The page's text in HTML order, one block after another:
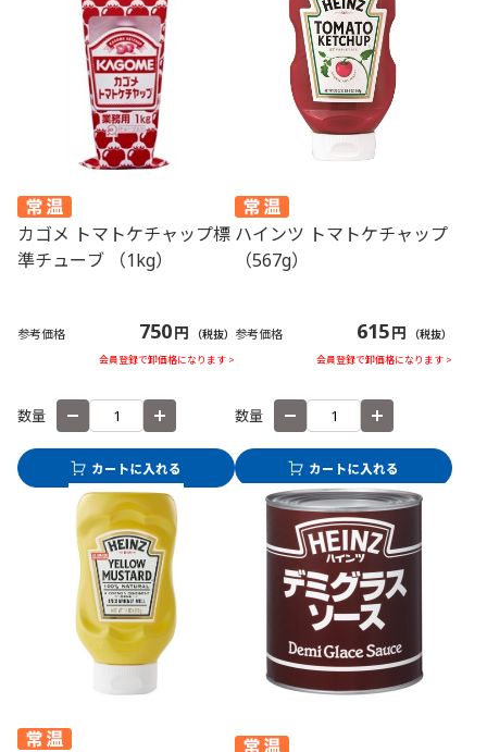
カゴメ トマトケチャップ標
準チューブ （1kg）
参考価格 750円 （税抜）
会員登録で卸価格になります >
数量
ハインツ トマトケチャップ
（567g）
参考価格 615円 （税抜）
会員登録で卸価格になります >
数量